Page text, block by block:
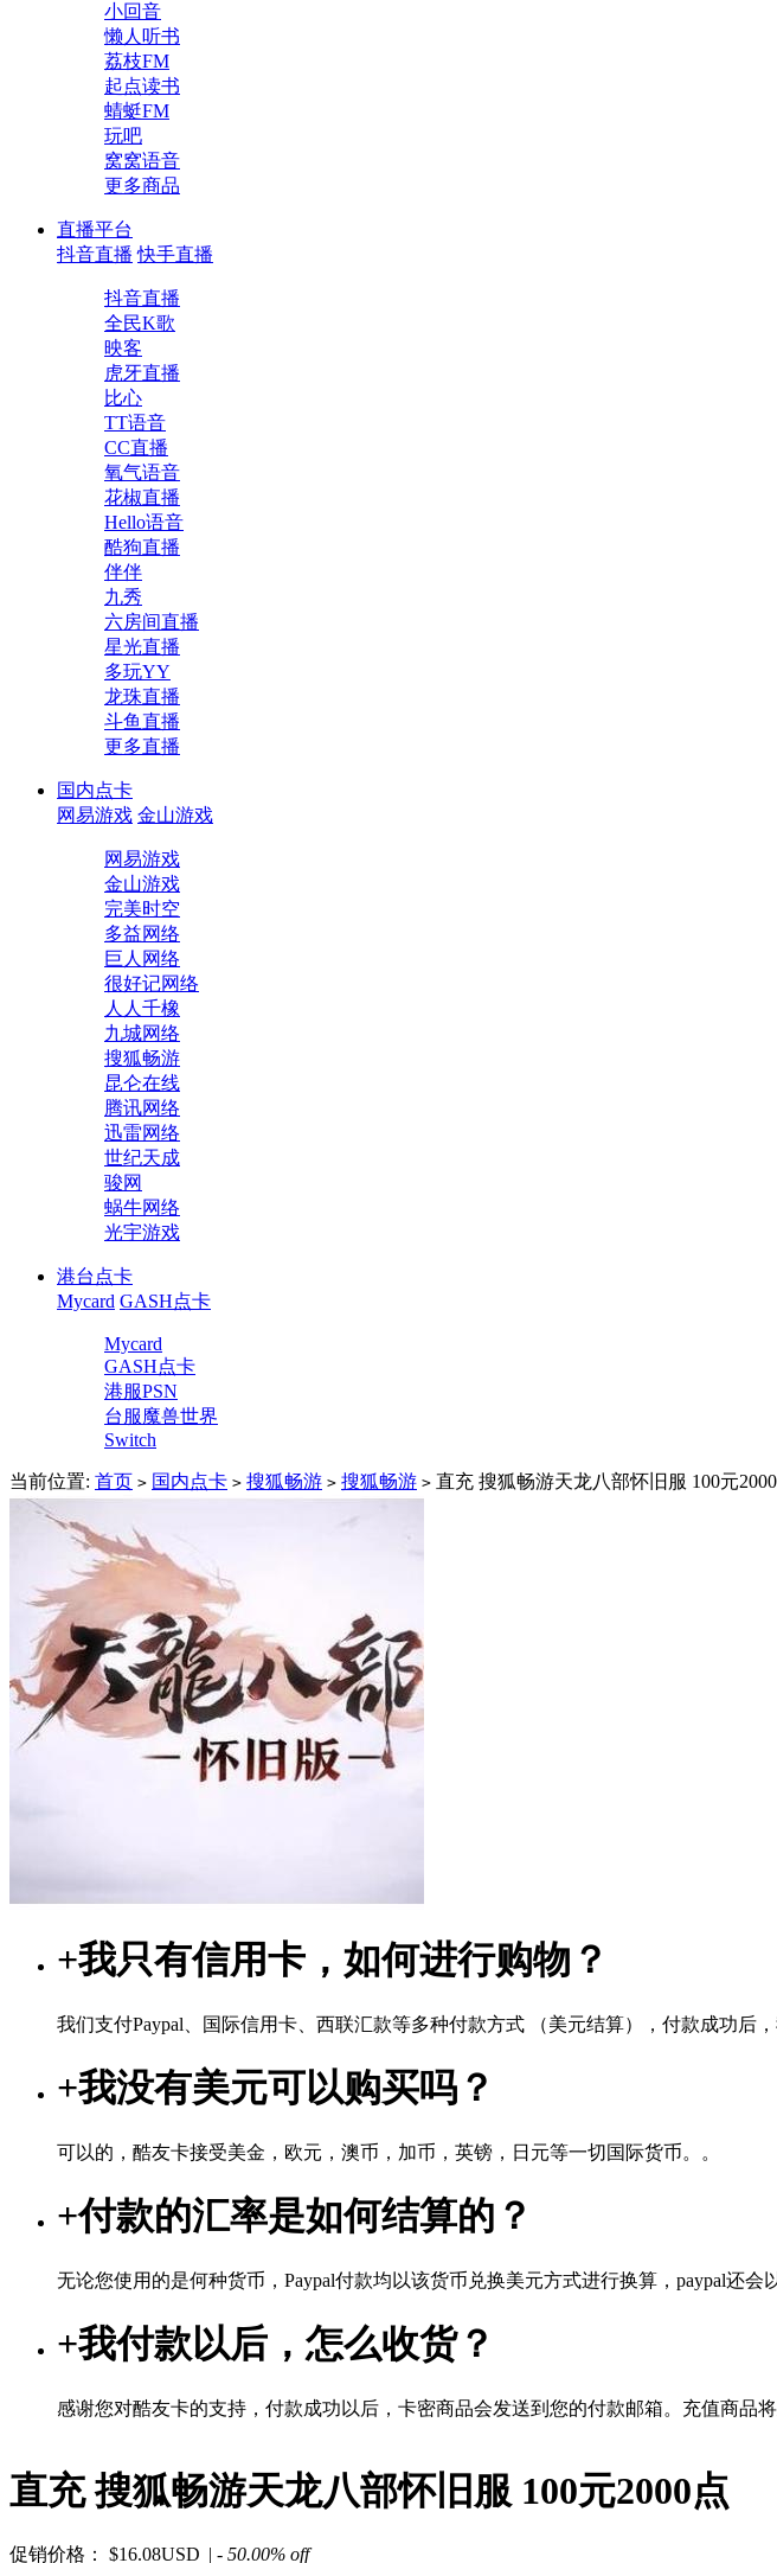
小回音
懒人听书
荔枝FM
起点读书
蜻蜓FM
玩吧
窝窝语音
更多商品
直播平台
抖音直播 快手直播
抖音直播
全民K歌
映客
虎牙直播
比心
TT语音
CC直播
氧气语音
花椒直播
Hello语音
酷狗直播
伴伴
九秀
六房间直播
星光直播
多玩YY
龙珠直播
斗鱼直播
更多直播
国内点卡
网易游戏 金山游戏
网易游戏
金山游戏
完美时空
多益网络
巨人网络
很好记网络
人人千橡
九城网络
搜狐畅游
昆仑在线
腾讯网络
迅雷网络
世纪天成
骏网
蜗牛网络
光宇游戏
港台点卡
Mycard GASH点卡
Mycard
GASH点卡
港服PSN
台服魔兽世界
Switch
当前位置: 首页 > 国内点卡 > 搜狐畅游 > 搜狐畅游 > 直充 搜狐畅游天龙八部怀旧服 100元
+我只有信用卡，如何进行购物？
我们支付Paypal、国际信用卡、西联汇款等多种付款方式 （美元结算），付款成功后，
+我没有美元可以购买吗？
可以的，酷友卡接受美金，欧元，澳币，加币，英镑，日元等一切国际货币。。
+付款的汇率是如何结算的？
无论您使用的是何种货币，Paypal付款均以该货币兑换美元方式进行换算，paypal还会
+我付款以后，怎么收货？
感谢您对酷友卡的支持，付款成功以后，卡密商品会发送到您的付款邮箱。充值商品
直充 搜狐畅游天龙八部怀旧服 100元2000点
促销价格： $16.08USD | - 50.00% off